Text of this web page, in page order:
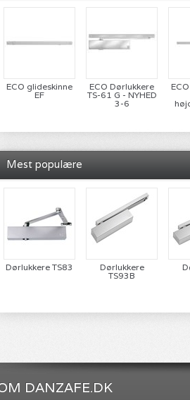
ECO glideskinne
EF
ECO Dørlukkere
TS-61 G - NYHED
3-6
Mest populære
Dørlukkere TS83
Dørlukkere
TS93B
DANZAFE.DK